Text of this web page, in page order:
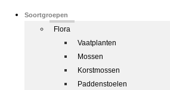
Soortgroepen
Flora
Vaatplanten
Mossen
Korstmossen
Paddenstoelen